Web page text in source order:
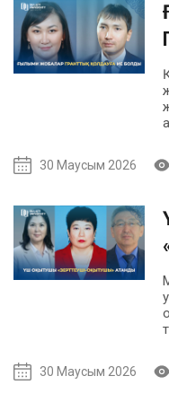
30 Маусым 2026
30 Маусым 2026